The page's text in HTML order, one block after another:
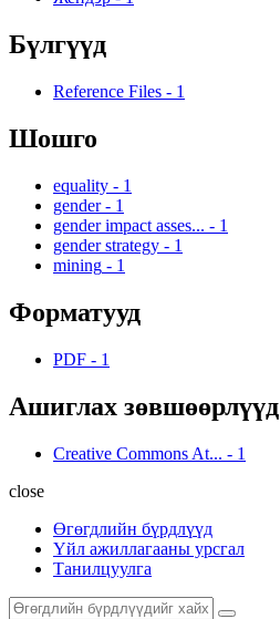
Бүлгүүд
Reference Files - 1
Шошго
equality - 1
gender - 1
gender impact asses... - 1
gender strategy - 1
mining - 1
Форматууд
PDF - 1
Ашиглах зөвшөөрлүүд
Creative Commons At... - 1
close
Өгөгдлийн бүрдлүүд
Үйл ажиллагааны урсгал
Танилцуулга